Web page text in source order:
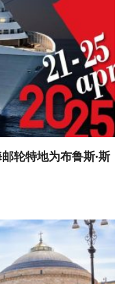
轮特地为布鲁斯·斯